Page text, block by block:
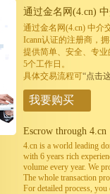
通过金名网(4.cn)
通过金名网(4.cn) 中介
Icann认证的注册商，
提供简单、安全、专
5个工作日。
具体交易流程可“点击
我要购买
Escrow through 4.cn
4.cn is a world leading
with 6 years rich
volume every year. We
The whole transaction
For detailed process, you